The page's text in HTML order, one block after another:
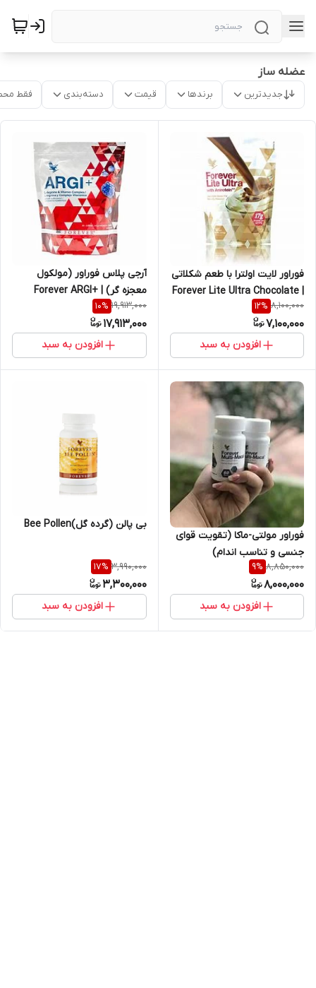
عضله ساز
جدیدترین برندها قیمت دسته‌بندی فقط
فوراور لایت اولترا با طعم شکلاتی
| Forever Lite Ultra Chocolate
with Aminotein
8,100,000
12%
7,100,000
افزودن به سبد
آرجی پلاس فوراور (مولکول
معجزه گر) | +Forever ARGI
19,913,000
10%
17,913,000
افزودن به سبد
فوراور مولتی-ماکا (تقویت قوای
جنسی و تناسب اندام)
8,850,000
9%
8,000,000
افزودن به سبد
بی پالن (گرده گل)Bee Pollen
3,990,000
17%
3,300,000
افزودن به سبد